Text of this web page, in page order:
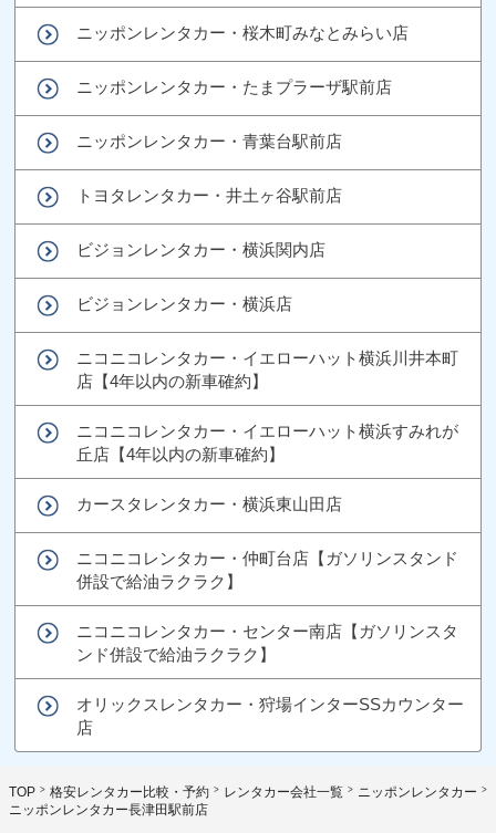
ニッポンレンタカー・桜木町みなとみらい店
ニッポンレンタカー・たまプラーザ駅前店
ニッポンレンタカー・青葉台駅前店
トヨタレンタカー・井土ヶ谷駅前店
ビジョンレンタカー・横浜関内店
ビジョンレンタカー・横浜店
ニコニコレンタカー・イエローハット横浜川井本町
店【4年以内の新車確約】
ニコニコレンタカー・イエローハット横浜すみれが
丘店【4年以内の新車確約】
カースタレンタカー・横浜東山田店
ニコニコレンタカー・仲町台店【ガソリンスタンド
併設で給油ラクラク】
ニコニコレンタカー・センター南店【ガソリンスタ
ンド併設で給油ラクラク】
オリックスレンタカー・狩場インターSSカウンター
店
TOP 格安レンタカー比較・予約 レンタカー会社一覧
ニッポンレンタカー
ニッポンレンタカー長津田駅前店